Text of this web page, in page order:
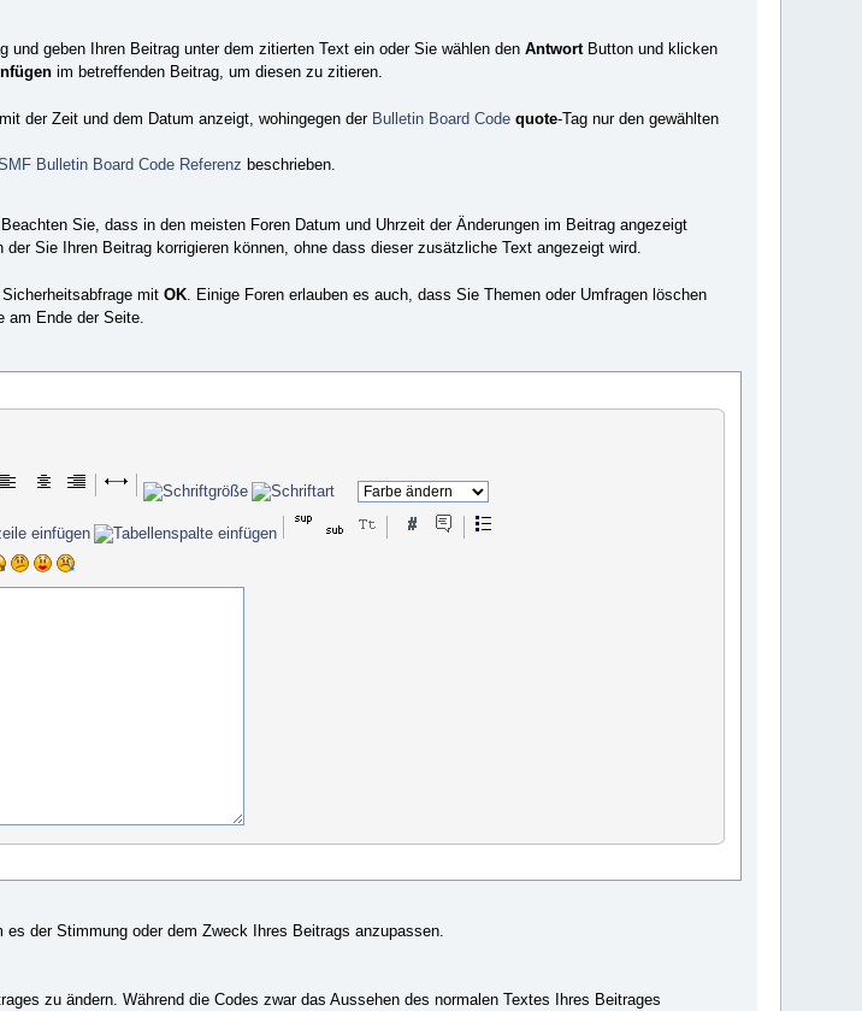
und geben Ihren Beitrag unter dem zitierten Text ein oder Sie wählen den AntwortButton und klicken
im betreffenden Beitrag, um diesen zu zitieren.
der Zeit und dem Datum anzeigt, wohingegen der Bulletin Board Code quote-Tag nur den gewählten
Bulletin Board Code Referenz beschrieben.
Sie, dass in den meisten Foren Datum und Uhrzeit der Änderungen im Beitrag angezeigt
Sie Ihren Beitrag korrigieren können, ohne dass dieser zusätzliche Text angezeigt wird.
mit OK . Einige Foren erlauben es auch, dass Sie Themen oder Umfragen löschen
Ende der Seite.
der Stimmung oder dem Zweck Ihres Beitrags anzupassen.
zu ändern. Während die Codes zwar das Aussehen des normalen Textes Ihres Beitrages